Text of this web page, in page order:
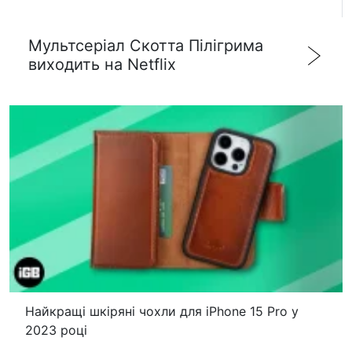
Мультсеріал Скотта Пілігрима
виходить на Netflix
Найкращі шкіряні чохли для iPhone 15 Pro у
2023 році